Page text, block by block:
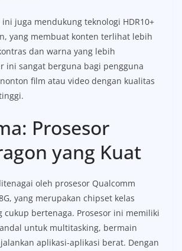
juga mendukung teknologi HDR10+
yang membuat konten terlihat lebih
dan warna yang lebih
ini sangat berguna bagi pengguna
film atau video dengan kualitas
Prosesor
yang Kuat
oleh prosesor Qualcomm
yang merupakan chipset kelas
cukup bertenaga. Prosesor ini memiliki
untuk multitasking, bermain
aplikasi-aplikasi berat. Dengan